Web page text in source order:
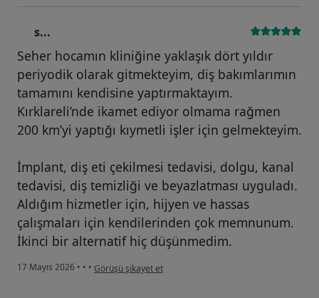
s...
Seher hocamın kliniğine yaklaşık dört yıldır
periyodik olarak gitmekteyim, diş bakımlarımın
tamamını kendisine yaptırmaktayım.
Kırklareli’nde ikamet ediyor olmama rağmen
200 km’yi yaptığı kıymetli işler için gelmekteyim.
İmplant, diş eti çekilmesi tedavisi, dolgu, kanal
tedavisi, diş temizliği ve beyazlatması uyguladı.
Aldığım hizmetler için, hijyen ve hassas
çalışmaları için kendilerinden çok memnunum.
İkinci bir alternatif hiç düşünmedim.
17 Mayıs 2026 • • • kullanıcının görüşüne göre s...
Görüşü şikayet et